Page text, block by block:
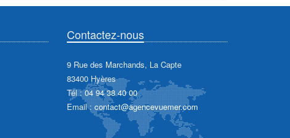
Contactez-nous
9 Rue des Marchands, La Capte
83400 Hyères
Tél :04 94 38 40 00
Email :contact@agencevuemer.com